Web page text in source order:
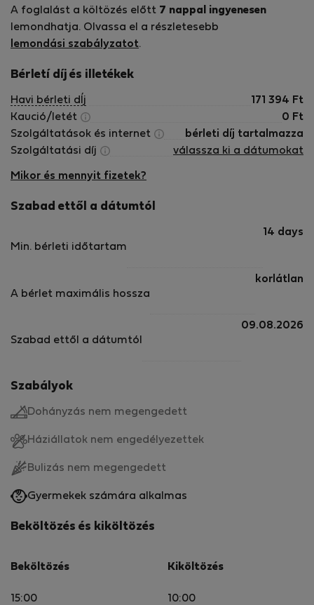
rendelkezésére, hogy segítsen Önnek mindenben, amire
szüksége van, a helyi ajánlásoktól a közlekedés
megszervezéséig.
Csak egy üzenet vagy telefonhívás távolságra vagyunk
– akár segítségre van szüksége a szobájával, utazási
terveivel kapcsolatban, vagy egyszerűen csak
beszélgetni szeretne a legjobb helyekről, amelyeket
Dharamshalában érdemes felfedezni! 😊
Egyéb tudnivalók
📍 Elhelyezkedés: A Madhuban Yol Canttban,
Dharamshalában található, egy békés, a turisták
tömegétől távol eső területen. Bár nyugodt
szállítási szolgáltatásainkat igénybe venni, hogy
könnyen eljuthasson McLeod Ganjba és más
🛏️ Szobák és felszereltség:
így önálló tartózkodásra is alkalmas.
WiFi és tartalék áramellátás rendelkezésre áll, de a
ingadozhat.
🍽️ Étkezés:
Kérésre házias ételeket is készítünk. Kérjük, előre
A vendégek saját konyhájukat is használhatják ételeik
🚗 Parkolás és közlekedés:
A helyszínen ingyenes parkolási lehetőség áll
A foglalást a költözés előtt 7 nappal ingyenesen
lemondhatja. Olvassa el a részletesebb
lemondási szabályzatot.
Bérletí díj és illetékek
Havi bérleti dÍj 171 394 Ft
Kaució/letét
0 Ft
Szolgáltatások és internet
bérleti díj tartalmazza
Szolgáltatási díj
válassza ki a dátumokat
Mikor és mennyit fizetek?
Szabad ettől a dátumtól
Min. bérleti időtartam
14 days
A bérlet maximális hossza
korlátlan
Szabad ettől a dátumtól
09.08.2026
Szabályok
Dohányzás nem megengedett
Háziállatok nem engedélyezettek
Bulizás nem megengedett
Gyermekek számára alkalmas
Beköltözés és kiköltözés
Beköltözés
15:00
Kiköltözés
10:00